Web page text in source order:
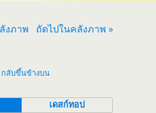
งภาพ ถัดไปในคลังภาพ »
กลับขึ้นข้างบน
เดสก์ทอป